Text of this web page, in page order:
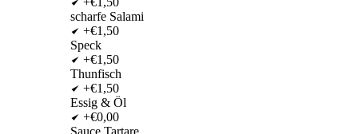
scharfe Salami
+€1,50
Speck
+€1,50
Thunfisch
+€1,50
Essig & Öl
+€0,00
Sauce Tartare